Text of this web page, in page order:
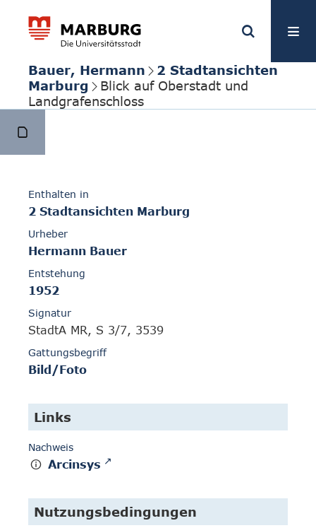
Bauer, Hermann
2 Stadtansichten
Marburg
Blick auf Oberstadt und
Landgrafenschloss
Enthalten in
2 Stadtansichten Marburg
Urheber
Hermann Bauer
Entstehung
1952
Signatur
StadtA MR, S 3/7, 3539
Gattungsbegriff
Bild/Foto
Links
Nachweis
Arcinsys
Nutzungsbedingungen